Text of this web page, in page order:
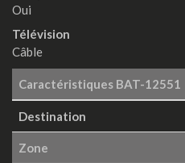
Oui
Télévision
Câble
Caractéristiques BAT-12551
Destination
Zone